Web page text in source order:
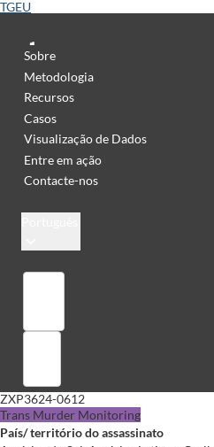
TGEU
Sobre
Metodologia
Recursos
Casos
Visualização de Dados
Entre em ação
Contacte-nos
ZXP3624-0612
Trans Murder Monitoring
País/ território do assassinato